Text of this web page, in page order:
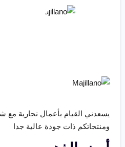
يسعدني القيام بأعمال تجارية مع
ومنتجاتكم ذات جودة عالية جدا